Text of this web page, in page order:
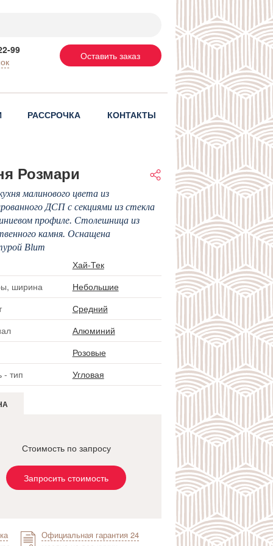
99
Оставить заказ
РАССРОЧКА КОНТАКТЫ
Розмари
малинового цвета из
ДСП с секциями из стекла
профиле. Столешница из
камня. Оснащена
Blum
Хай-Тек
ширина
Небольшие
Средний
Алюминий
Розовые
- тип
Угловая
Стоимость по запросу
Запросить стоимость
Официальная гарантия 24